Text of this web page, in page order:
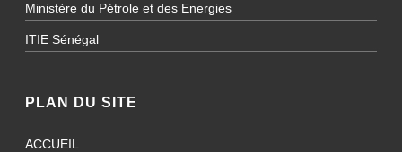
Ministère du Pétrole et des Energies
ITIE Sénégal
PLAN DU SITE
ACCUEIL